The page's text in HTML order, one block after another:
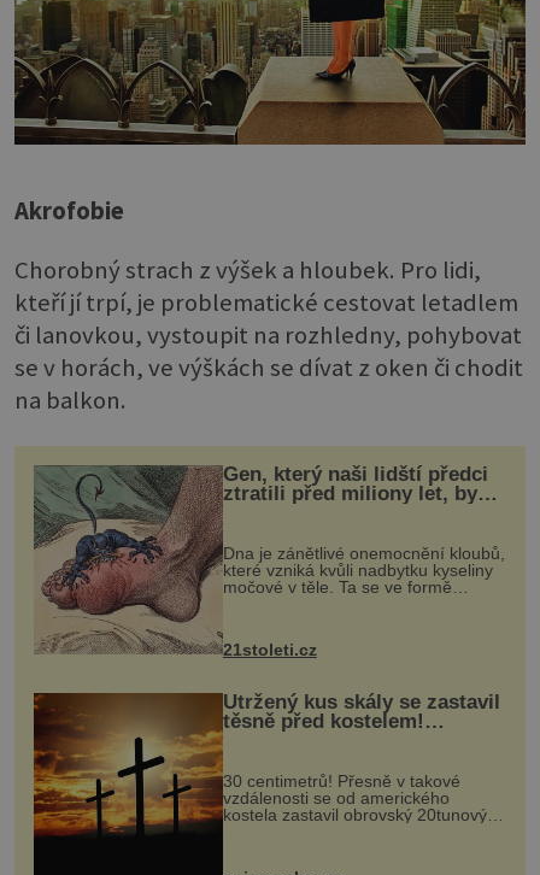
Akrofobie
Chorobný strach z výšek a hloubek. Pro lidi,
kteří jí trpí, je problematické cestovat letadlem
či lanovkou, vystoupit na rozhledny, pohybovat
se v horách, ve výškách se dívat z oken či chodit
na balkon.
Gen, který naši lidští předci
ztratili před miliony let, by
mohl pomoci s léčbou
„nemoci králů“
Dna je zánětlivé onemocnění kloubů,
které vzniká kvůli nadbytku kyseliny
močové v těle. Ta se ve formě
nohou, a způsobuje bole...
21stoleti.cz
Utržený kus skály se zastavil
těsně před kostelem!
Ochránila ho boží síla?
30 centimetrů! Přesně v takové
vzdálenosti se od amerického
kostela zastavil obrovský 20tunový